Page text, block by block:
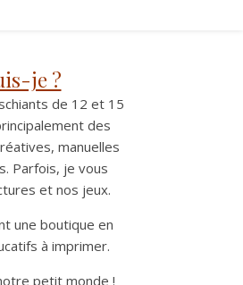
je ?
de 12 et 15
des
manuelles
Parfois, je vous
et nos jeux.
une boutique en
à imprimer.
petit monde !